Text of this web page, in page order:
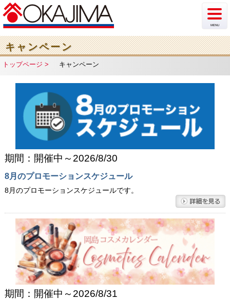
MENU
新着情報
イベント
チラシ・カタログ
ショップ案内
フロア案内
駐車場情報
アクセス
キャンペーン
トップページ キャンペーン
期間：開催中～2026/8/30
8月のプロモーションスケジュール
8月のプロモーションスケジュールです。
期間：開催中～2026/8/31